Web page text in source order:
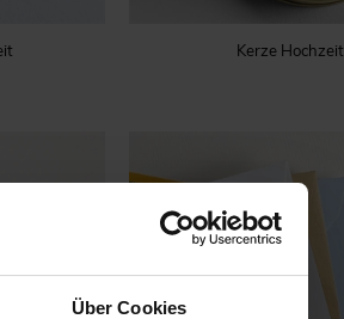
Über Cookies
Kerze Hochzeit